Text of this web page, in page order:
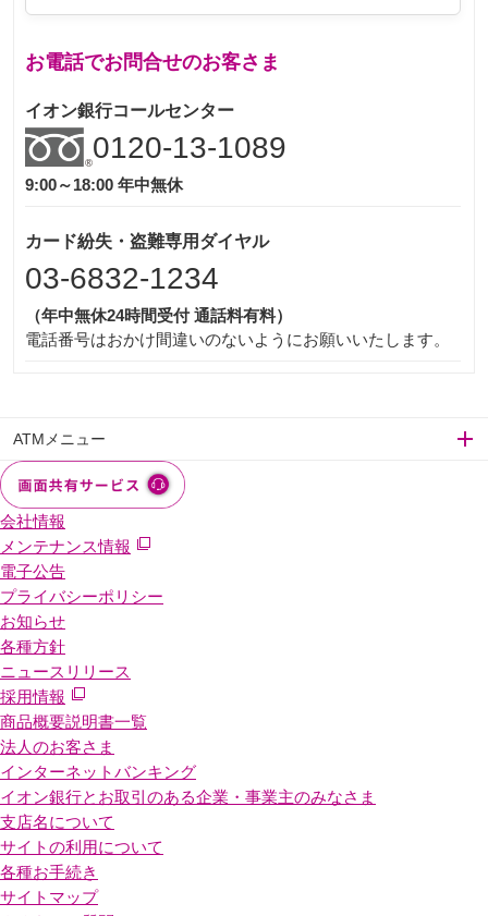
お電話でお問合せのお客さま
イオン銀行コールセンター
0120-13-1089
9:00～18:00 年中無休
カード紛失・盗難専用ダイヤル
03-6832-1234
（年中無休24時間受付 通話料有料）
電話番号はおかけ間違いのないようにお願いいたします。
ATMメニュー
会社情報
メンテナンス情報
電子公告
プライバシーポリシー
お知らせ
各種方針
ニュースリリース
採用情報
商品概要説明書一覧
法人のお客さま
インターネットバンキング
イオン銀行とお取引のある企業・事業主のみなさま
支店名について
サイトの利用について
各種お手続き
サイトマップ